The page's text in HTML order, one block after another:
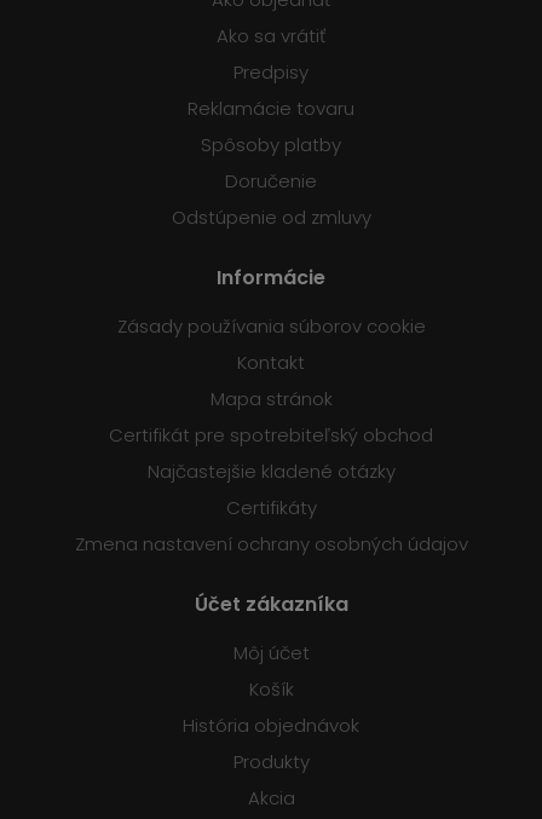
Ako sa vrátiť
Predpisy
Reklamácie tovaru
Spôsoby platby
Doručenie
Odstúpenie od zmluvy
Informácie
Zásady používania súborov cookie
Kontakt
Mapa stránok
Certifikát pre spotrebiteľský obchod
Najčastejšie kladené otázky
Certifikáty
Zmena nastavení ochrany osobných údajov
Účet zákazníka
Môj účet
Košík
História objednávok
Produkty
Akcia